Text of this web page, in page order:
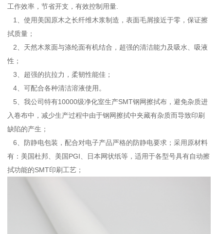
工作效率，节省开支，有效控制用量.
1、使用美国原木之长纤维木浆制造，表面毛屑接近于零，保证擦
拭质量；
2、天然木浆面与涤纶面有机结合，超强的清洁能力及吸水、吸液
性；
3、超强的抗拉力，柔韧性能佳；
4、可配合各种清洁溶液使用。
5、我公司特有10000级净化室生产SMT钢网擦拭布，避免杂质进
入卷布中，减少生产过程中由于钢网擦拭中夹藏有杂质而导致印刷
缺陷的产生；
6、防静电包装，配合对电子产品严格的防静电要求；采用原材料
有：美国杜邦、美国PGI、日本网状纸等，适用于各型号具有自动擦
拭功能的SMT印刷工艺；